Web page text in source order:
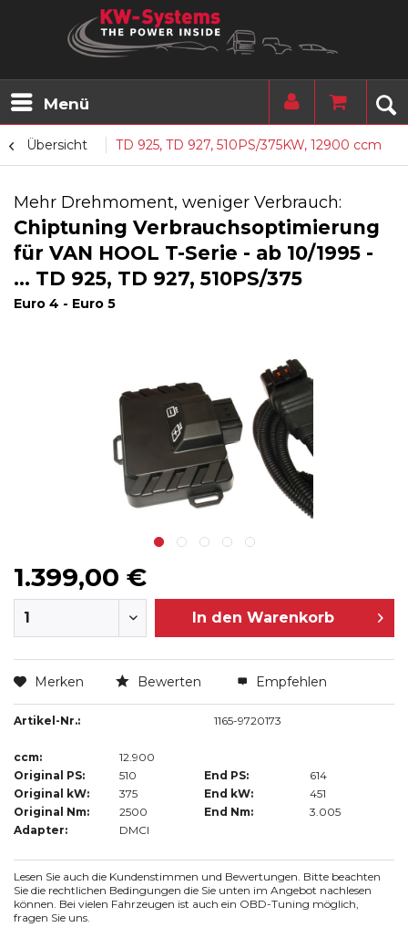
Menü
Übersicht TD 925, TD 927, 510PS/375KW, 12900 ccm
Mehr Drehmoment, weniger Verbrauch:
Chiptuning Verbrauchsoptimierung
für VAN HOOL T-Serie - ab 10/1995 -
... TD 925, TD 927, 510PS/375
Euro 4 - Euro 5
1.399,00 €
In den Warenkorb
Merken Bewerten Empfehlen
Artikel-Nr.: 1165-9720173
ccm:
12.900
Original PS:
510 End PS:
614
Original kW:
375 End kW:
451
Original Nm:
2500 End Nm:
3.005
Adapter:
DMCI
Lesen Sie auch die Kundenstimmen und Bewertungen. Bitte beachten
Sie die rechtlichen Bedingungen die Sie unten im Angebot nachlesen
können. Bei vielen Fahrzeugen ist auch ein OBD-Tuning möglich,
fragen Sie uns.